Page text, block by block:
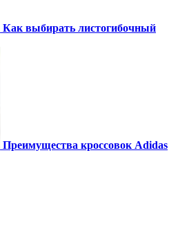
Как выбирать листогибочный
Преимущества кроссовок Adidas